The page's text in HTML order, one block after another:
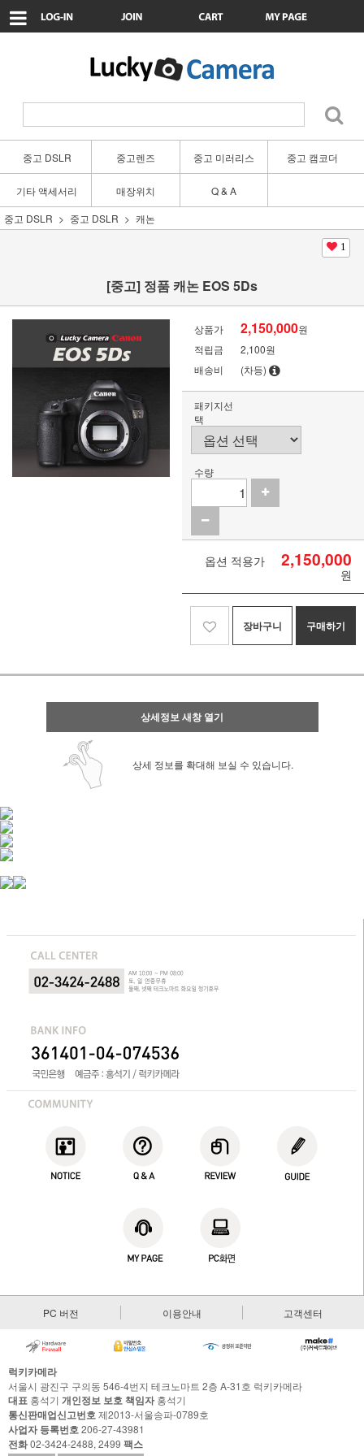
중고 DSLR 중고렌즈 중고 미러리스 중고 캠코더
기타 액세서리 매장위치
Q & A
중고 DSLR
중고 DSLR 캐논
1
[중고] 정품 캐논 EOS 5Ds
상품가 2,150,000원
적립금
2,100원
배송비
(차등)
패키지선
택
수량
옵션 적용가 2,150,000
원
장바구니 구매하기
상세정보 새창 열기
상세 정보를 확대해 보실 수 있습니다.
PC 버전 이용안내 고객센터
럭키카메라
서울시 광진구 구의동 546-4번지 테크노마트 2층 A-31호 럭키카메라
대표 홍석기 개인정보 보호 책임자홍석기
통신판매업신고번호제2013-서울송파-0789호
사업자 등록번호206-27-43981
전화02-3424-2488, 2499 팩스